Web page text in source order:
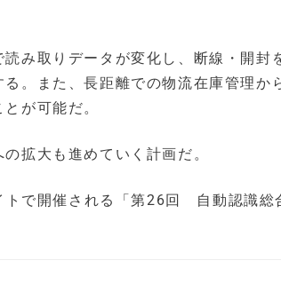
み取りデータが変化し、断線・開封
。また、長距離での物流在庫管理か
が可能だ。
拡大も進めていく計画だ。
で開催される「第26回 自動認識総